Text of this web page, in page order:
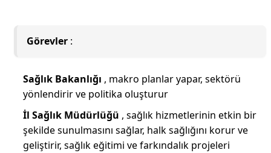
Görevler :
Sağlık Bakanlığı , makro planlar yapar, sektörü
yönlendirir ve politika oluşturur
İl Sağlık Müdürlüğü , sağlık hizmetlerinin etkin bir
şekilde sunulmasını sağlar, halk sağlığını korur ve
geliştirir, sağlık eğitimi ve farkındalık projeleri